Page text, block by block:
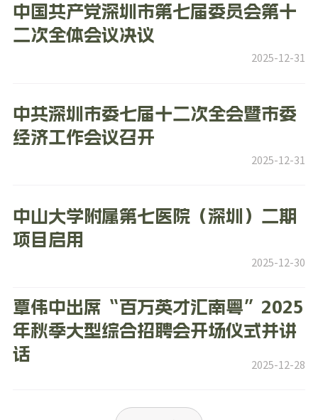
2025-12-31
中国共产党深圳市第七届委员会第十
二次全体会议决议
2025-12-31
中共深圳市委七届十二次全会暨市委
经济工作会议召开
2025-12-30
中山大学附属第七医院（深圳）二期
项目启用
2025-12-28
覃伟中出席“百万英才汇南粤”2025
年秋季大型综合招聘会开场仪式并讲
话